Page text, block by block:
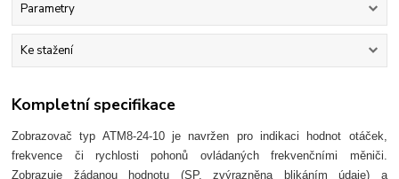
Parametry
Ke stažení
Kompletní specifikace
Zobrazovač typ ATM8-24-10 je navržen pro indikaci hodnot otáček,
frekvence či rychlosti pohonů ovládaných frekvenčními měniči.
Zobrazuje žádanou hodnotu (SP, zvýrazněna blikáním údaje) a